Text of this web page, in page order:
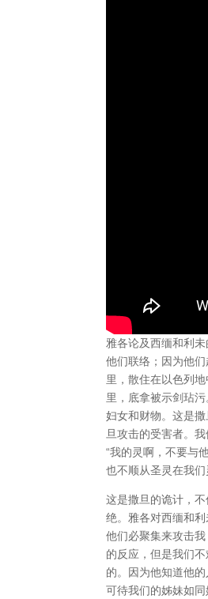
雅各论及西缅和利
他们联络；因为他
里，散住在以色列
里，底拿被示剑玷
妇女和财物。这是
旦攻击的受害者。
“我的灵啊，不要与
也不顺从圣灵在我
这是撒旦的诡计，
绝。雅各对西缅和
他们必聚集来攻击
的反应，但是我们
的。因为他知道他
可待我们的姊妹如同